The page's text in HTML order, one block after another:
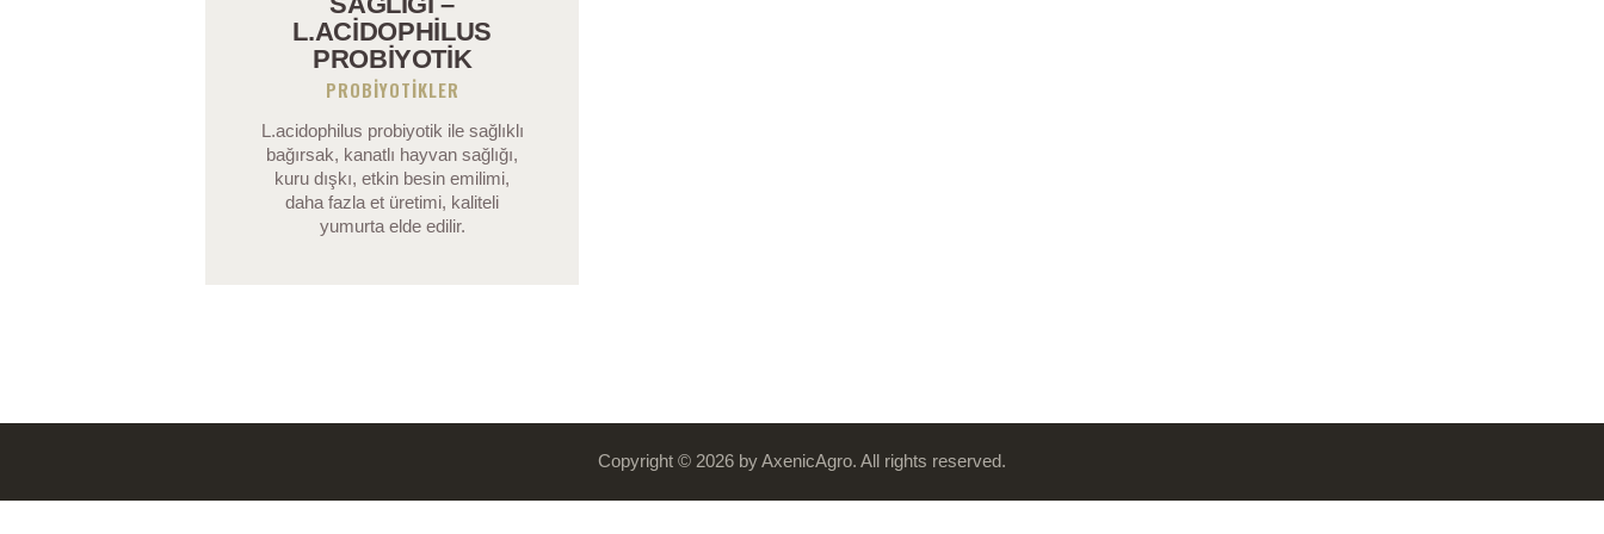
L.ACIDOPHILUS
PROBIYOTIK
PROBIYOTIKLER
L.acidophilus probiyotik ile sağlıklı
bağırsak, kanatlı hayvan sağlığı,
kuru dışkı, etkin besin emilimi,
daha fazla et üretimi, kaliteli
yumurta elde edilir.
Copyright © 2026 by AxenicAgro. All rights reserved.